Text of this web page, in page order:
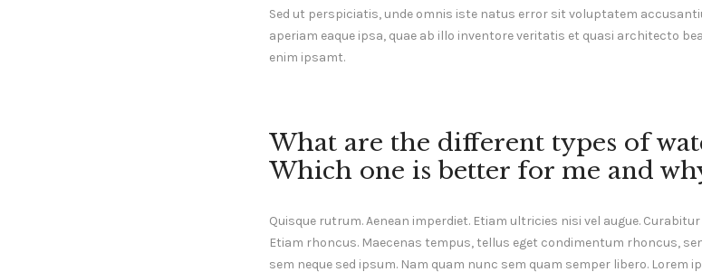
Sed ut perspiciatis, unde omnis iste natus error sit voluptatem
aperiam eaque ipsa, quae ab illo inventore veritatis et quasi architecto
enim ipsamt.
What are the different types of
Which one is better for me and
Quisque rutrum. Aenean imperdiet. Etiam ultricies nisi vel augue.
Etiam rhoncus. Maecenas tempus, tellus eget condimentum rhoncus,
sem neque sed ipsum. Nam quam nunc sem quam semper libero. Lorem